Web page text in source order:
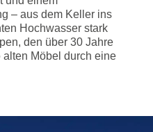
– aus dem Keller ins
Hochwasser stark
den über 30 Jahre
Möbel durch eine